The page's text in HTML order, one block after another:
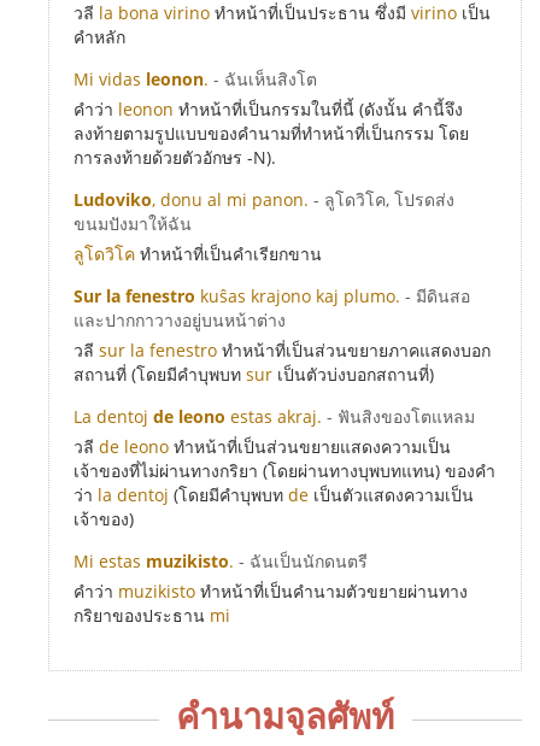
วลี la bona virino ทำหน้าที่เป็นประธาน ซึ่งมี virino เป็น
คำหลัก
Mi vidas leonon. - ฉันเห็นสิงโต
คำว่า leonon ทำหน้าที่เป็นกรรมในที่นี้ (ดังนั้น คำนี้จึง
ลงท้ายตามรูปแบบของคำนามที่ทำหน้าที่เป็นกรรม โดย
การลงท้ายด้วยตัวอักษร -N).
Ludoviko, donu al mi panon. - ลูโดวิโค, โปรดส่ง
ขนมปังมาให้ฉัน
ลูโดวิโค ทำหน้าที่เป็นคำเรียกขาน
Sur la fenestro kuŝas krajono kaj plumo. - มีดินสอ
และปากกาวางอยู่บนหน้าต่าง
วลี sur la fenestro ทำหน้าที่เป็นส่วนขยายภาคแสดงบอก
สถานที่ (โดยมีคำบุพบท sur เป็นตัวบ่งบอกสถานที่)
La dentoj de leono estas akraj. - ฟันสิงของโตแหลม
วลี de leono ทำหน้าที่เป็นส่วนขยายแสดงความเป็น
เจ้าของที่ไม่ผ่านทางกริยา (โดยผ่านทางบุพบทแทน) ของคำ
ว่า la dentoj (โดยมีคำบุพบท de เป็นตัวแสดงความเป็น
เจ้าของ)
Mi estas muzikisto. - ฉันเป็นนักดนตรี
คำว่า muzikisto ทำหน้าที่เป็นคำนามตัวขยายผ่านทาง
กริยาของประธาน mi
คำนามจุลศัพท์